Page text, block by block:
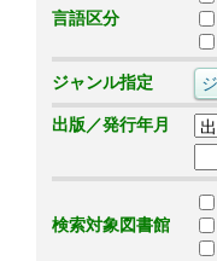
言語区分
ジャンル指定
出版／発行年月
検索対象図書館